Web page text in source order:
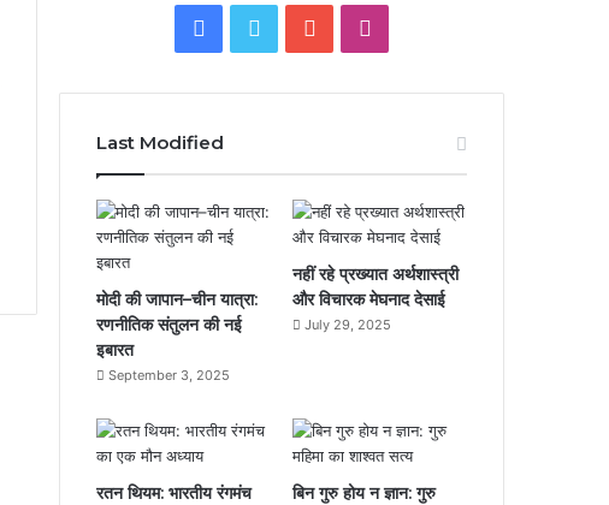
e
b
o
k
t
t
T
u
b
e
t
a
g
r
Last Modified
मोदी की जापान–चीन यात्रा:
रणनीतिक संतुलन की नई
इबारत
September 3, 2025
नहीं रहे प्रख्यात अर्थशास्त्री
और विचारक मेघनाद देसाई
July 29, 2025
रतन थियम: भारतीय रंगमंच
बिन गुरु होय न ज्ञान: गुरु